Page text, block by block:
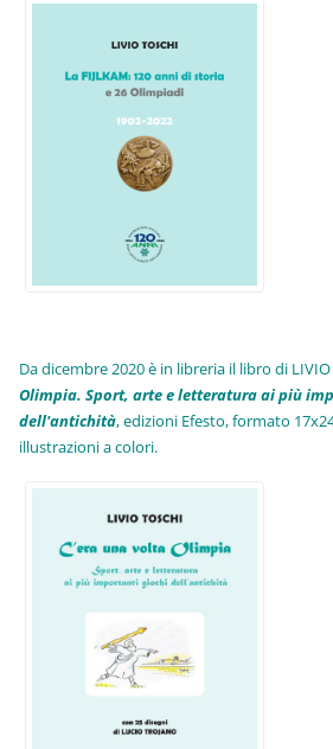
Da dicembre 2020 è in libreria il libro di
Olimpia. Sport, arte e letteratura ai più
dell'antichità,edizioni Efesto, formato
illustrazioni a colori.